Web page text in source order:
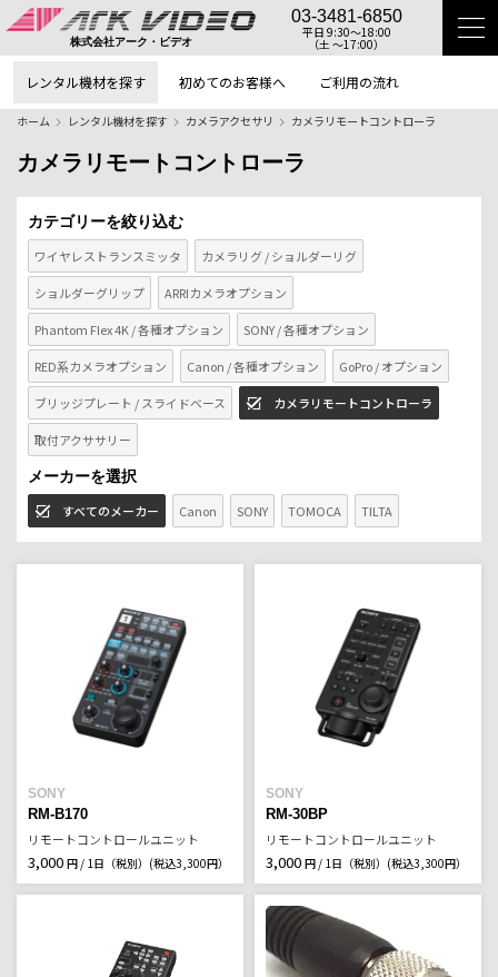
株式会社アーク・ビデオ
03-3481-6850
平日 9:30〜18:00
（土 〜17:00）
レンタル機材を探す 初めてのお客様へ ご利用の流れ
ホーム レンタル機材を探す カメラアクセサリ カメラリモートコントローラ
カメラリモートコントローラ
カテゴリーを絞り込む
ワイヤレストランスミッタ
カメラリグ / ショルダーリグ
ショルダーグリップ ARRIカメラオプション
Phantom Flex 4K / 各種オプション SONY / 各種オプション
RED系カメラオプション Canon / 各種オプション GoPro / オプション
ブリッジプレート / スライドベース カメラリモートコントローラ
取付アクササリー
メーカーを選択
すべてのメーカー
Canon SONY TOMOCA TILTA
SONY
RM-B170
リモートコントロールユニット
3,000 円 / 1日（税別） (税込3,300円）
SONY
RM-30BP
リモートコントロールユニット
3,000 円 / 1日（税別） (税込3,300円）